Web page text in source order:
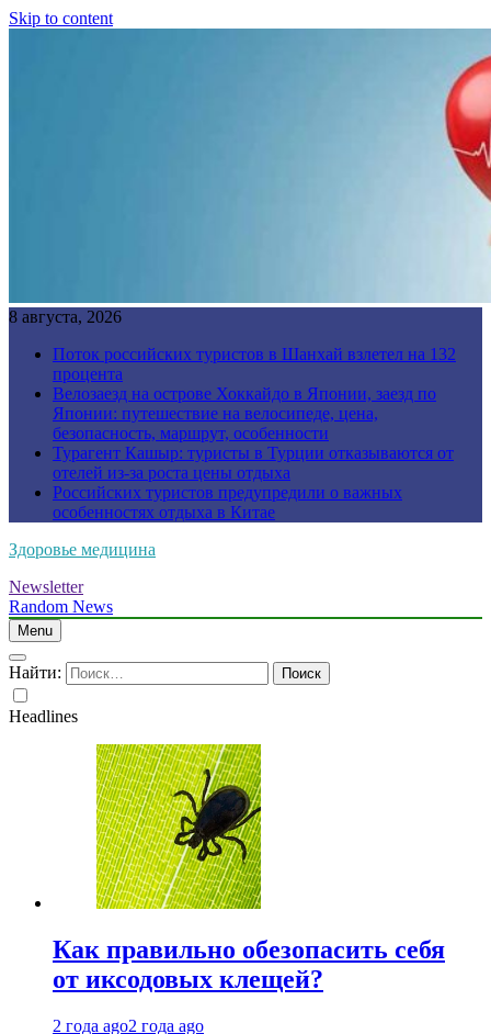
Skip to content
8 августа, 2026
Поток российских туристов в Шанхай взлетел на 132
процента
Велозаезд на острове Хоккайдо в Японии, заезд по
Японии: путешествие на велосипеде, цена,
безопасность, маршрут, особенности
Турагент Кашыр: туристы в Турции отказываются от
отелей из-за роста цены отдыха
Российских туристов предупредили о важных
особенностях отдыха в Китае
Здоровье медицина
Newsletter
Random News
Menu
Найти:
Headlines
Как правильно обезопасить себя
от иксодовых клещей?
2 года ago2 года ago